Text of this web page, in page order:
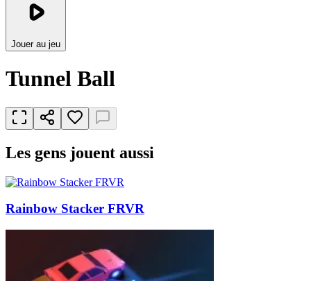
Jouer au jeu
Tunnel Ball
Les gens jouent aussi
Rainbow Stacker FRVR